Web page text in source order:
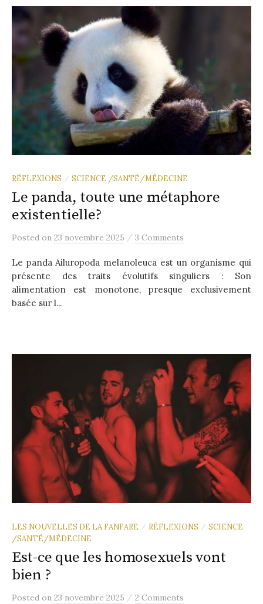
RÉFLEXIONS / SCIENCE /SANTÉ/MÉDECINE
Le panda, toute une métaphore
existentielle?
Posted on 23 novembre 2025 / 3 Comments
Le panda Ailuropoda melanoleuca est un organisme qui
présente des traits évolutifs singuliers : Son
alimentation est monotone, presque exclusivement
basée sur l...
LES NOUVELLES DE LA FANFARE / RÉFLEXIONS / SCIENCE
/SANTÉ/MÉDECINE
Est-ce que les homosexuels vont
bien ?
Posted on 23 novembre 2025 / 2 Comments